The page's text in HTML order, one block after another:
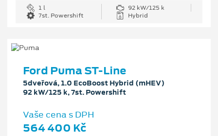
1 l
92 kW/125 k
7st. Powershift
Hybrid
Ford Puma ST-Line
5dveřová, 1.0 EcoBoost Hybrid (mHEV)
92 kW/125 k, 7st. Powershift
Vaše cena s DPH
564 400 Kč